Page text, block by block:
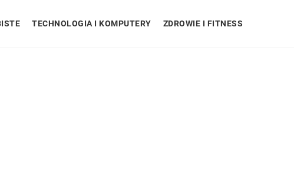
TECHNOLOGIA I KOMPUTERY ZDROWIE I FITNESS